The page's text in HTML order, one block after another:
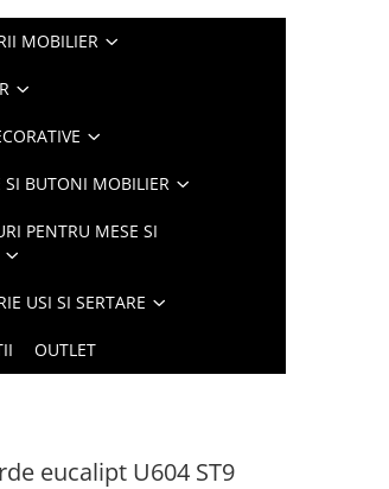
MOBILIER
SI BUTONI MOBILIER
PENTRU MESE SI
USI SI SERTARE
OUTLET
eucalipt U604 ST9